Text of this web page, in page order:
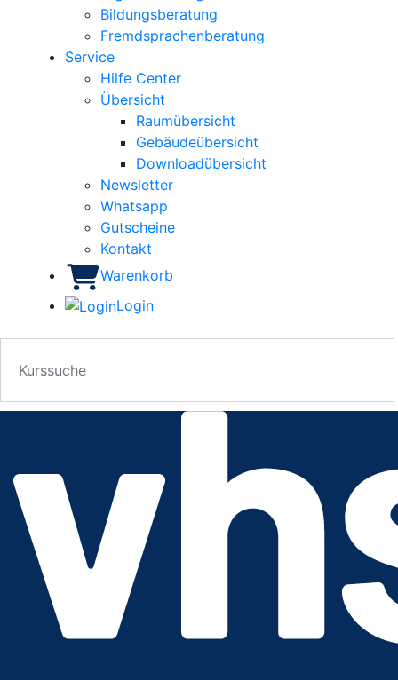
Bildungsberatung
Fremdsprachenberatung
Service
Hilfe Center
Übersicht
Raumübersicht
Gebäudeübersicht
Downloadübersicht
Newsletter
Whatsapp
Gutscheine
Kontakt
Warenkorb
Login